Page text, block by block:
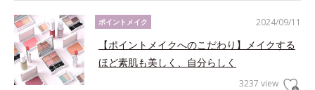
2024/09/11
ポイントメイク
【ポイントメイクへのこだわり】メイクする
ほど素肌も美しく、自分らしく
3237 view